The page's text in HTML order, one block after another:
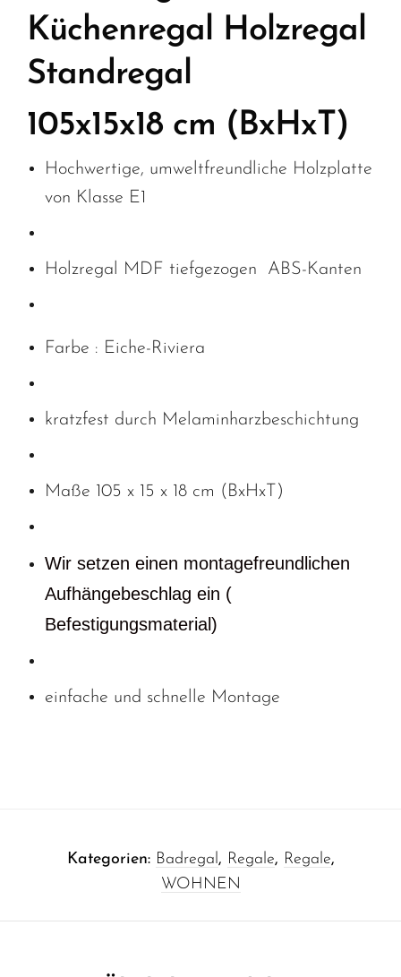
Küchenregal Holzregal
Standregal
105x15x18 cm (BxHxT)
Hochwertige, umweltfreundliche Holzplatte
von Klasse E1
Holzregal MDF tiefgezogen ABS-Kanten
Farbe : Eiche-Riviera
kratzfest durch Melaminharzbeschichtung
Maße 105 x 15 x 18 cm (BxHxT)
Wir setzen einen montagefreundlichen
Aufhängebeschlag ein (
Befestigungsmaterial)
einfache und schnelle Montage
Kategorien: Badregal, Regale, Regale,
WOHNEN